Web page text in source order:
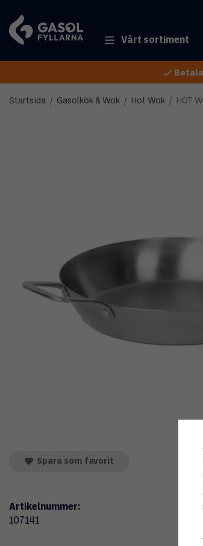
Vårt sortiment
Startsida / Gasolkök & Wok / Hot Wok / HOT
Spara som favorit
Artikelnummer:
107141